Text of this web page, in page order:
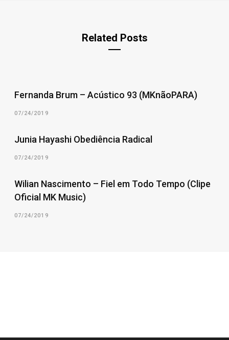
Related Posts
Fernanda Brum – Acústico 93 (MKnãoPARA)
07/24/2019
Junia Hayashi Obediência Radical
07/24/2019
Wilian Nascimento – Fiel em Todo Tempo (Clipe
Oficial MK Music)
07/24/2019